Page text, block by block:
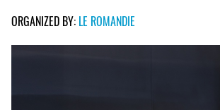
ORGANIZED BY: LE ROMANDIE